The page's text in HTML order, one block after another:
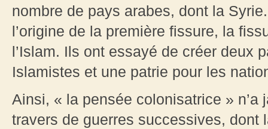
nombre de pays arabes, dont la
l’origine de la première fissure, la
l’Islam. Ils ont essayé de créer deux
Islamistes et une patrie pour les
Ainsi, « la pensée colonisatrice »
travers de guerres successives, dont